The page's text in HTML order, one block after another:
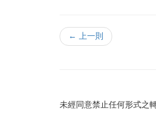
← 上一則
未經同意禁止任何形式之